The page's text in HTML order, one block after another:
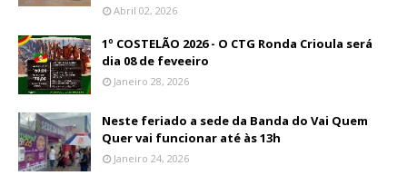
Abril 02, 2026
1º COSTELÃO 2026 - O CTG Ronda Crioula será
dia 08 de feveeiro
Janeiro 28, 2026
Neste feriado a sede da Banda do Vai Quem
Quer vai funcionar até às 13h
Janeiro 24, 2026